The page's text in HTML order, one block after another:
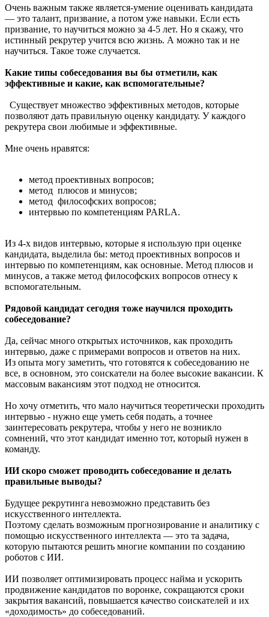
Очень важным также является-умение оценивать кандидата
— это талант, призвание, а потом уже навыки. Если есть
призвание, то научиться можно за 4-5 лет. Но я скажу, что
истинный рекрутер учится всю жизнь. А можно так и не
научиться. Такое тоже случается.
Какие типы собеседования вы бы отметили, как
эффективные и какие, как вспомогательные?
Существует множество эффективных методов, которые
позволяют дать правильную оценку кандидату. У каждого
рекрутера свои любимые и эффективные.
Мне очень нравятся:
метод проективных вопросов;
метод плюсов и минусов;
метод философских вопросов;
интервью по компетенциям PARLA.
Из 4-х видов интервью, которые я использую при оценке
кандидата, выделила бы: метод проективных вопросов и
интервью по компетенциям, как основные. Метод плюсов и
минусов, а также метод философских вопросов отнесу к
вспомогательным.
Рядовой кандидат сегодня тоже научился проходить
собеседование?
Да, сейчас много открытых источников, как проходить
интервью, даже с примерами вопросов и ответов на них.
Из опыта могу заметить, что готовятся к собеседованию не
все, в основном, это соискатели на более высокие вакансии. К
массовым вакансиям этот подход не относится.
Но хочу отметить, что мало научиться теоретически проходить
интервью - нужно еще уметь себя подать, а точнее
заинтересовать рекрутера, чтобы у него не возникло
сомнений, что этот кандидат именно тот, который нужен в
команду.
ИИ скоро сможет проводить собеседование и делать
правильные выводы?
Будущее рекрутинга невозможно представить без
искусственного интеллекта.
Поэтому сделать возможным прогнозирование и аналитику с
помощью искусственного интеллекта — это та задача,
которую пытаются решить многие компании по созданию
роботов с ИИ.
ИИ позволяет оптимизировать процесс найма и ускорить
продвижение кандидатов по воронке, сокращаются сроки
закрытия вакансий, повышается качество соискателей и их
«доходимость» до собеседований.